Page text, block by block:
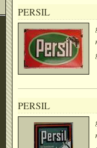
PERSIL
PERSIL